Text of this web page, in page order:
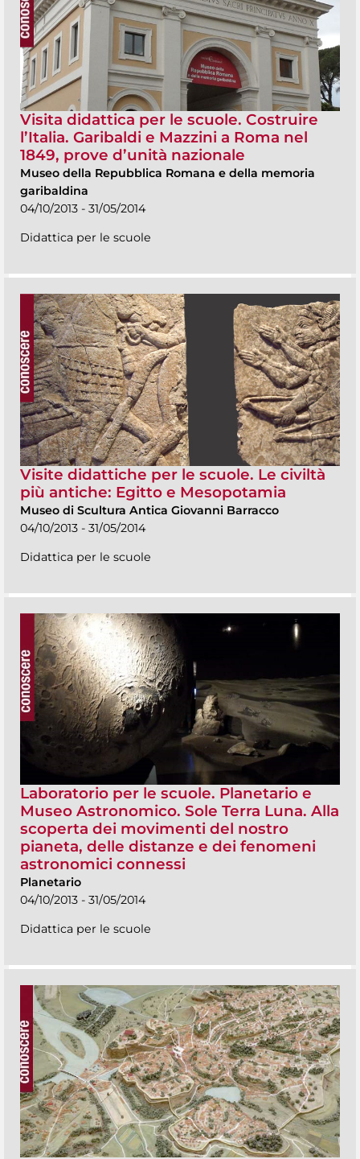
Visita didattica per le scuole. Costruire
l’Italia. Garibaldi e Mazzini a Roma nel
1849, prove d’unità nazionale
Museo della Repubblica Romana e della memoria
garibaldina
04/10/2013 - 31/05/2014
Didattica per le scuole
Visite didattiche per le scuole. Le civiltà
più antiche: Egitto e Mesopotamia
Museo di Scultura Antica Giovanni Barracco
04/10/2013 - 31/05/2014
Didattica per le scuole
Laboratorio per le scuole. Planetario e
Museo Astronomico. Sole Terra Luna. Alla
scoperta dei movimenti del nostro
pianeta, delle distanze e dei fenomeni
astronomici connessi
Planetario
04/10/2013 - 31/05/2014
Didattica per le scuole